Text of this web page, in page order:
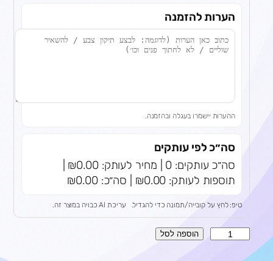
מ
הערות להזמנה
ההערות יישמרו בעגלה ובהזמנה.
סה״כ לפי עותקים
סה״כ עותקים: 0 | מחיר לעותק: ₪0.00 |
תוספות לעותק: ₪0.00 | סה״כ: ₪0.00
טיפ: לחץ על קובייה/תמונה כדי להגדיל. עריכת AI כבויה במוצר זה.
הוספה לסל